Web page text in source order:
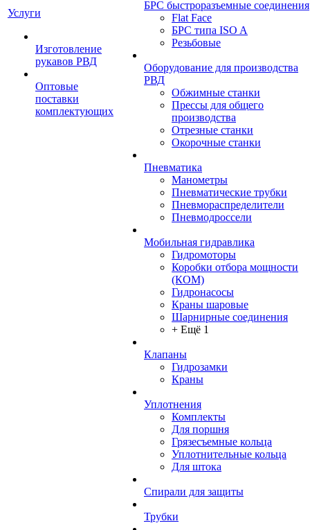
Услуги
Изготовление
рукавов РВД
Оптовые
поставки
комплектующих
БРС быстроразъемные соединения
Flat Face
БРС типа ISO A
Резьбовые
Оборудование для производства
РВД
Обжимные станки
Прессы для общего
производства
Отрезные станки
Окорочные станки
Пневматика
Манометры
Пневматические трубки
Пневмораспределители
Пневмодроссели
Мобильная гидравлика
Гидромоторы
Коробки отбора мощности
(КОМ)
Гидронасосы
Краны шаровые
Шарнирные соединения
+ Ещё 1
Клапаны
Гидрозамки
Краны
Уплотнения
Комплекты
Для поршня
Грязесъемные кольца
Уплотнительные кольца
Для штока
Спирали для защиты
Трубки